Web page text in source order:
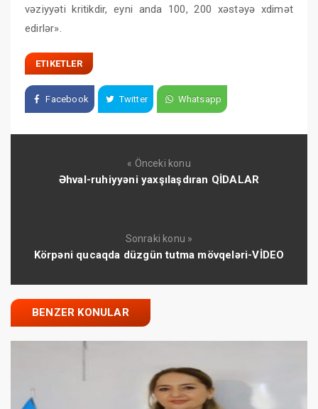
vəziyyəti kritikdir, eyni anda 100, 200 xəstəyə xdimət
edirlər».
ETIKETLER
Facebook Twitter Whatsapp
« Önceki konu
Əhval-ruhiyyəni yaxşılaşdıran QİDALAR
Sonraki konu »
Körpəni qucaqda düzgün tutma mövqeləri-VİDEO
BENZER KONULAR